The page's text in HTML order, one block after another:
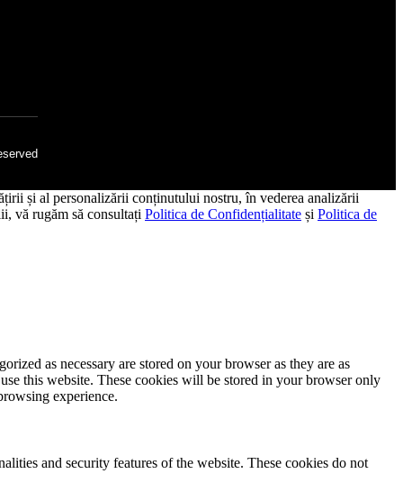
și al personalizării conținutului nostru, în vederea analizării
vă rugăm să consultați Politica de Confidențialitate și Politica de
as necessary are stored on your browser as they are as
this website. These cookies will be stored in your browser only
experience.
and security features of the website. These cookies do not